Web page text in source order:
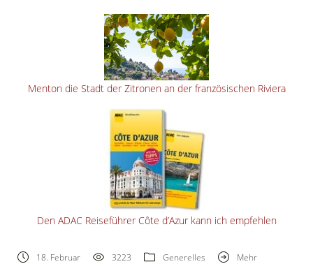
Menton die Stadt der Zitronen an der französischen Riviera
Den ADAC Reiseführer Côte d’Azur kann ich empfehlen
18. Februar 3223 Generelles Mehr